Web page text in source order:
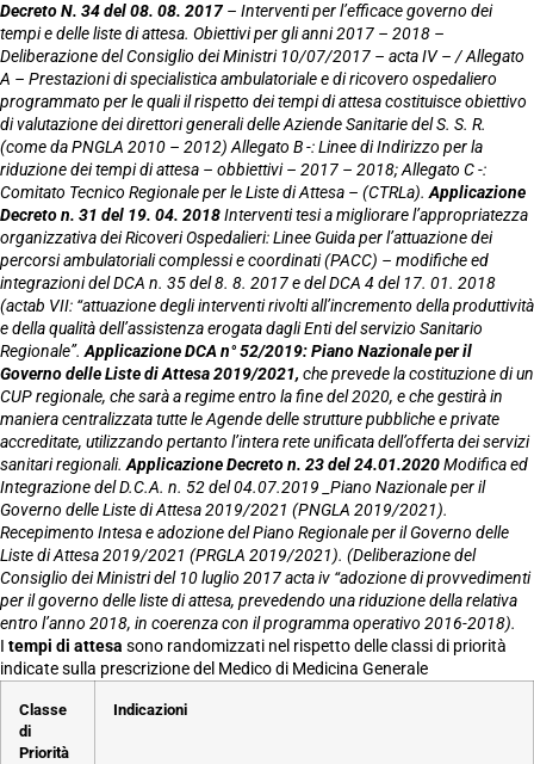
Decreto N. 34 del 08. 08. 2017 – Interventi per l’efficace governo dei
tempi e delle liste di attesa. Obiettivi per gli anni 2017 – 2018 –
Deliberazione del Consiglio dei Ministri 10/07/2017 – acta IV – / Allegato
A – Prestazioni di specialistica ambulatoriale e di ricovero ospedaliero
programmato per le quali il rispetto dei tempi di attesa costituisce obiettivo
di valutazione dei direttori generali delle Aziende Sanitarie del S. S. R.
(come da PNGLA 2010 – 2012) Allegato B -: Linee di Indirizzo per la
riduzione dei tempi di attesa – obbiettivi – 2017 – 2018; Allegato C -:
Comitato Tecnico Regionale per le Liste di Attesa – (CTRLa).Applicazione
Decreto n. 31 del 19. 04. 2018Interventi tesi a migliorare l’appropriatezza
organizzativa dei Ricoveri Ospedalieri: Linee Guida per l’attuazione dei
percorsi ambulatoriali complessi e coordinati (PACC) – modifiche ed
integrazioni del DCA n. 35 del 8. 8. 2017 e del DCA 4 del 17. 01. 2018
(actab VII: “attuazione degli interventi rivolti all’incremento della produttività
e della qualità dell’assistenza erogata dagli Enti del servizio Sanitario
Regionale”.Applicazione DCA n° 52/2019: Piano Nazionale per il
Governo delle Liste di Attesa 2019/2021, che prevede la costituzione di un
CUP regionale, che sarà a regime entro la fine del 2020, e che gestirà in
maniera centralizzata tutte le Agende delle strutture pubbliche e private
accreditate, utilizzando pertanto l’intera rete unificata dell’offerta dei servizi
sanitari regionali.Applicazione Decreto n. 23 del 24.01.2020Modifica ed
Integrazione del D.C.A. n. 52 del 04.07.2019 _Piano Nazionale per il
Governo delle Liste di Attesa 2019/2021 (PNGLA 2019/2021).
Recepimento Intesa e adozione del Piano Regionale per il Governo delle
Liste di Attesa 2019/2021 (PRGLA 2019/2021). (Deliberazione del
Consiglio dei Ministri del 10 luglio 2017 acta iv “adozione di provvedimenti
per il governo delle liste di attesa, prevedendo una riduzione della relativa
entro l’anno 2018, in coerenza con il programma operativo 2016-2018).
I tempi di attesa sono randomizzati nel rispetto delle classi di priorità
indicate sulla prescrizione del Medico di Medicina Generale
Classe
di
Priorità
Indicazioni